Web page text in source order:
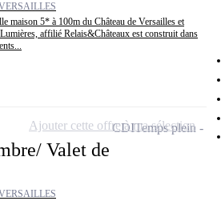
maison 5* à 100m du Château de Versailles et
affilié Relais&Châteaux est construit dans
Valet de
CDITemps plein
Ajouter cette offre à ma sélection